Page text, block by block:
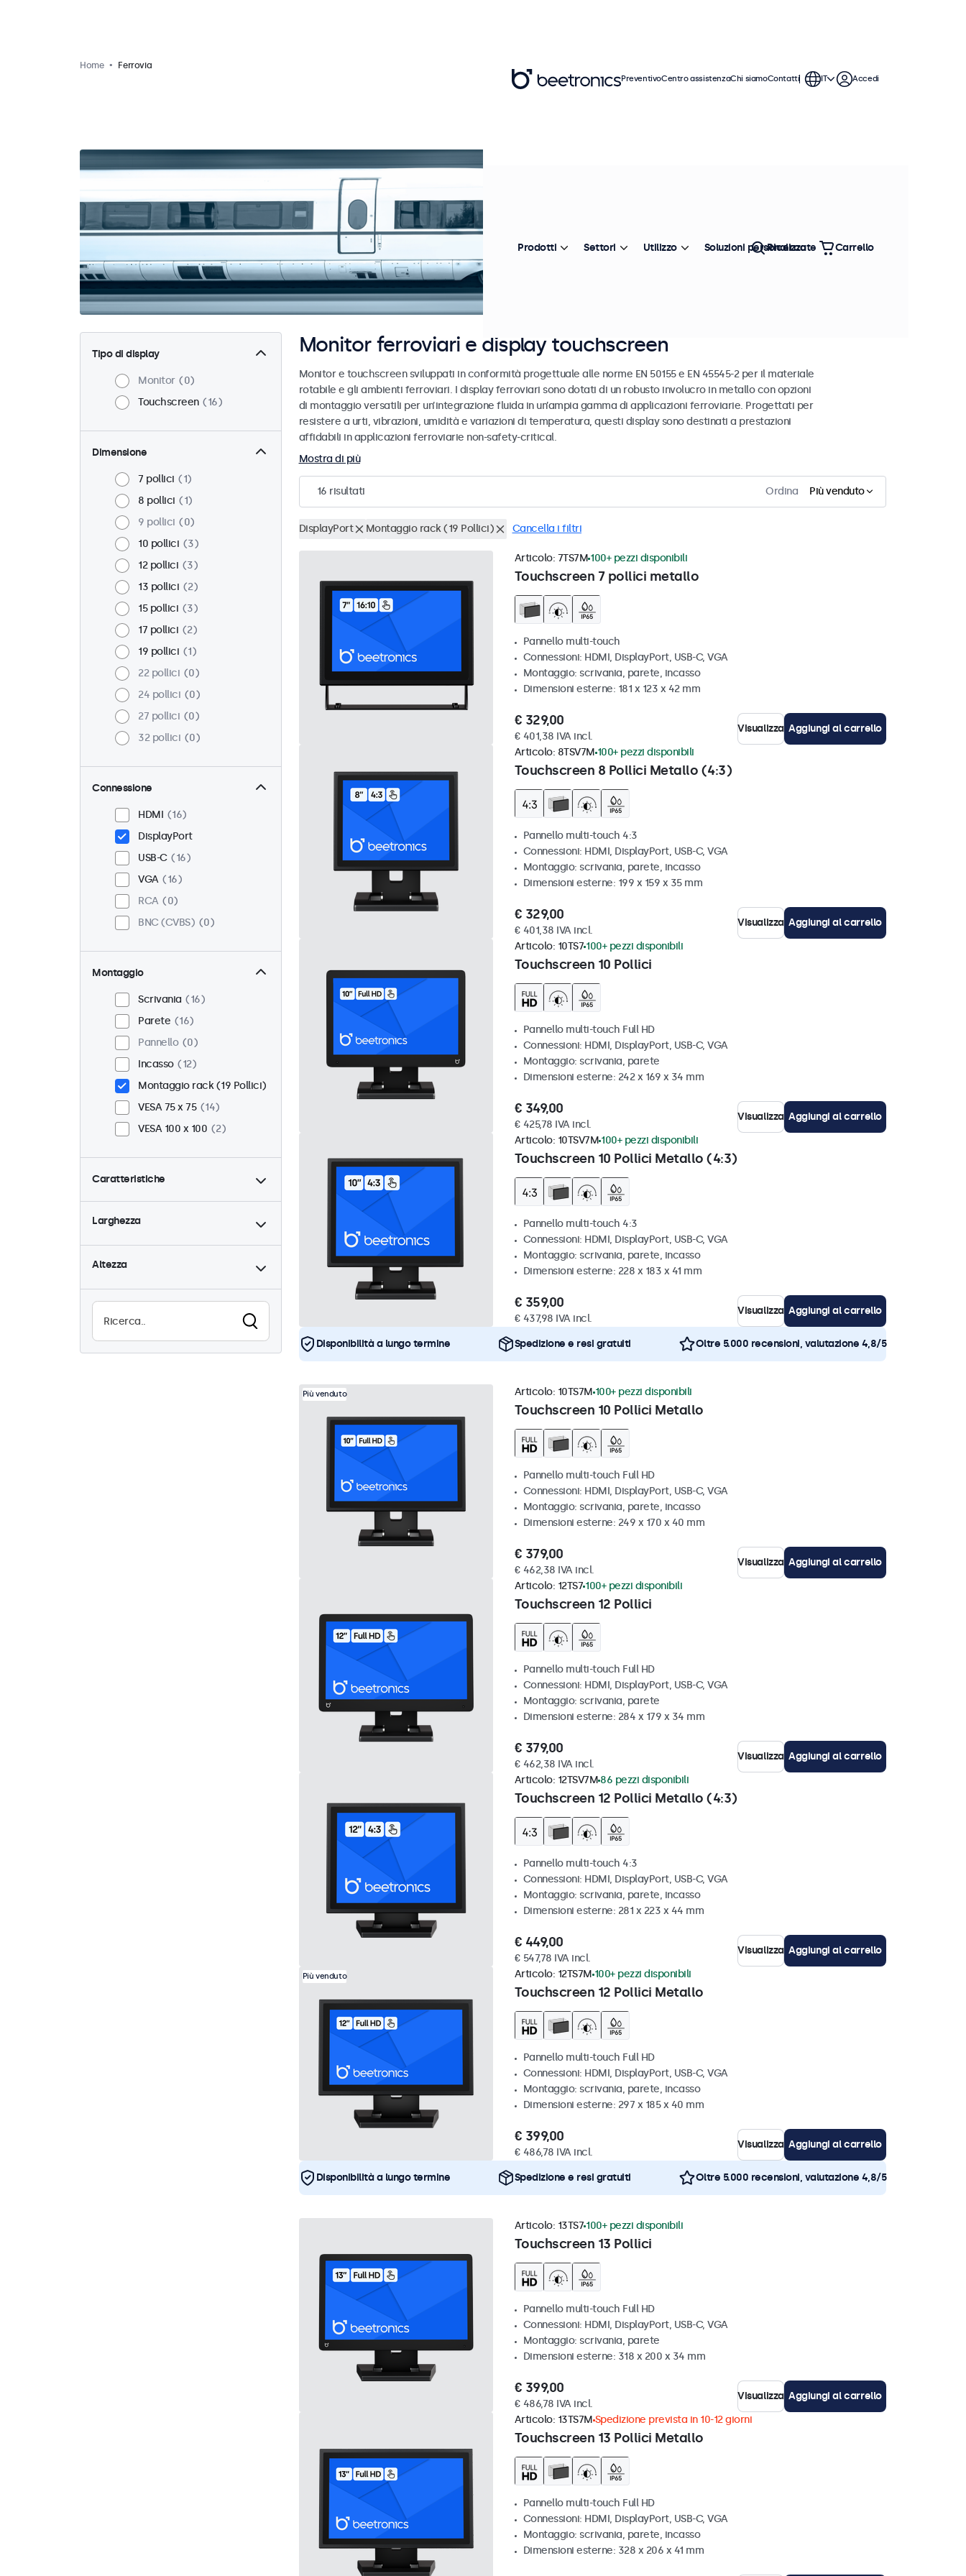
Home Ferrovia
Tipo di display
Monitor
0
Touchscreen
16
Dimensione
7 pollici
1
8 pollici
1
9 pollici
0
10 pollici
3
12 pollici
3
13 pollici
2
15 pollici
3
17 pollici
2
19 pollici
1
22 pollici
0
24 pollici
0
27 pollici
0
32 pollici
0
Connessione
HDMI
16
DisplayPort
USB-C
16
VGA
16
RCA
0
BNC (CVBS)
0
Montaggio
Scrivania
16
Parete
16
Pannello
0
Incasso
12
Montaggio rack (19 Pollici)
VESA 75 x 75
14
VESA 100 x 100
2
Caratteristiche
4:3 / 5:4
6
9-36 Volt
Dimmerabile
16
Lettore multimediale USB
Alta luminosità
0
Leggibile alla luce del sole
0
Larghezza
Altezza
Monitor ferroviari e display touchscreen
Monitor e touchscreen sviluppati in conformità progettuale alle norme EN 50155 e EN 45545-2 per il materiale
rotabile e gli ambienti ferroviari. I display ferroviari sono dotati di un robusto involucro in metallo con opzioni
di montaggio versatili per un’integrazione fluida in un’ampia gamma di applicazioni ferroviarie. Progettati per
resistere a urti, vibrazioni, umidità e variazioni di temperatura, questi display sono destinati a prestazioni
affidabili in applicazioni ferroviarie non-safety-critical.
Mostra di più
16 risultati Ordina Più venduto
DisplayPort Montaggio rack (19 Pollici) Cancella i filtri
Touchscreen 7 pollici metallo
Articolo: 7TS7M 100+ pezzi disponibili
Pannello multi-touch
Connessioni: HDMI, DisplayPort, USB-C, VGA
Montaggio: scrivania, parete, incasso
Dimensioni esterne: 181 x 123 x 42 mm
€ 329,00
€ 401,38 IVA incl.
Visualizza Aggiungi al carrello
Touchscreen 8 Pollici Metallo (4:3)
Articolo: 8TSV7M 100+ pezzi disponibili
Pannello multi-touch 4:3
Connessioni: HDMI, DisplayPort, USB-C, VGA
Montaggio: scrivania, parete, incasso
Dimensioni esterne: 199 x 159 x 35 mm
€ 329,00
€ 401,38 IVA incl.
Visualizza Aggiungi al carrello
Touchscreen 10 Pollici
Articolo: 10TS7 100+ pezzi disponibili
Pannello multi-touch Full HD
Connessioni: HDMI, DisplayPort, USB-C, VGA
Montaggio: scrivania, parete
Dimensioni esterne: 242 x 169 x 34 mm
€ 349,00
€ 425,78 IVA incl.
Visualizza Aggiungi al carrello
Touchscreen 10 Pollici Metallo (4:3)
Articolo: 10TSV7M 100+ pezzi disponibili
Pannello multi-touch 4:3
Connessioni: HDMI, DisplayPort, USB-C, VGA
Montaggio: scrivania, parete, incasso
Dimensioni esterne: 228 x 183 x 41 mm
€ 359,00
€ 437,98 IVA incl.
Visualizza Aggiungi al carrello
Disponibilità a lungo termine Spedizione e resi gratuiti Oltre 5.000 recensioni, valutazione 4,8/5
Più venduto
Touchscreen 10 Pollici Metallo
Articolo: 10TS7M 100+ pezzi disponibili
Pannello multi-touch Full HD
Connessioni: HDMI, DisplayPort, USB-C, VGA
Montaggio: scrivania, parete, incasso
Dimensioni esterne: 249 x 170 x 40 mm
€ 379,00
€ 462,38 IVA incl.
Visualizza Aggiungi al carrello
Touchscreen 12 Pollici
Articolo: 12TS7 100+ pezzi disponibili
Pannello multi-touch Full HD
Connessioni: HDMI, DisplayPort, USB-C, VGA
Montaggio: scrivania, parete
Dimensioni esterne: 284 x 179 x 34 mm
€ 379,00
€ 462,38 IVA incl.
Visualizza Aggiungi al carrello
Touchscreen 12 Pollici Metallo (4:3)
Articolo: 12TSV7M 86 pezzi disponibili
Pannello multi-touch 4:3
Connessioni: HDMI, DisplayPort, USB-C, VGA
Montaggio: scrivania, parete, incasso
Dimensioni esterne: 281 x 223 x 44 mm
€ 449,00
€ 547,78 IVA incl.
Visualizza Aggiungi al carrello
Più venduto
Touchscreen 12 Pollici Metallo
Articolo: 12TS7M 100+ pezzi disponibili
Pannello multi-touch Full HD
Connessioni: HDMI, DisplayPort, USB-C, VGA
Montaggio: scrivania, parete, incasso
Dimensioni esterne: 297 x 185 x 40 mm
€ 399,00
€ 486,78 IVA incl.
Visualizza Aggiungi al carrello
Disponibilità a lungo termine Spedizione e resi gratuiti Oltre 5.000 recensioni, valutazione 4,8/5
Touchscreen 13 Pollici
Articolo: 13TS7 100+ pezzi disponibili
Pannello multi-touch Full HD
Connessioni: HDMI, DisplayPort, USB-C, VGA
Montaggio: scrivania, parete
Dimensioni esterne: 318 x 200 x 34 mm
€ 399,00
€ 486,78 IVA incl.
Visualizza Aggiungi al carrello
Touchscreen 13 Pollici Metallo
Articolo: 13TS7M Spedizione prevista in 10-12 giorni
Pannello multi-touch Full HD
Connessioni: HDMI, DisplayPort, USB-C, VGA
Montaggio: scrivania, parete, incasso
Dimensioni esterne: 328 x 206 x 41 mm
PreventivoCentro assistenzaChi siamoContatti IT Accedi
Prodotti Settori Utilizzo Soluzioni personalizzate
Ricerca Carrello